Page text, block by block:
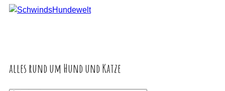
Inhalt
springen
alles rund um Hund und Katze